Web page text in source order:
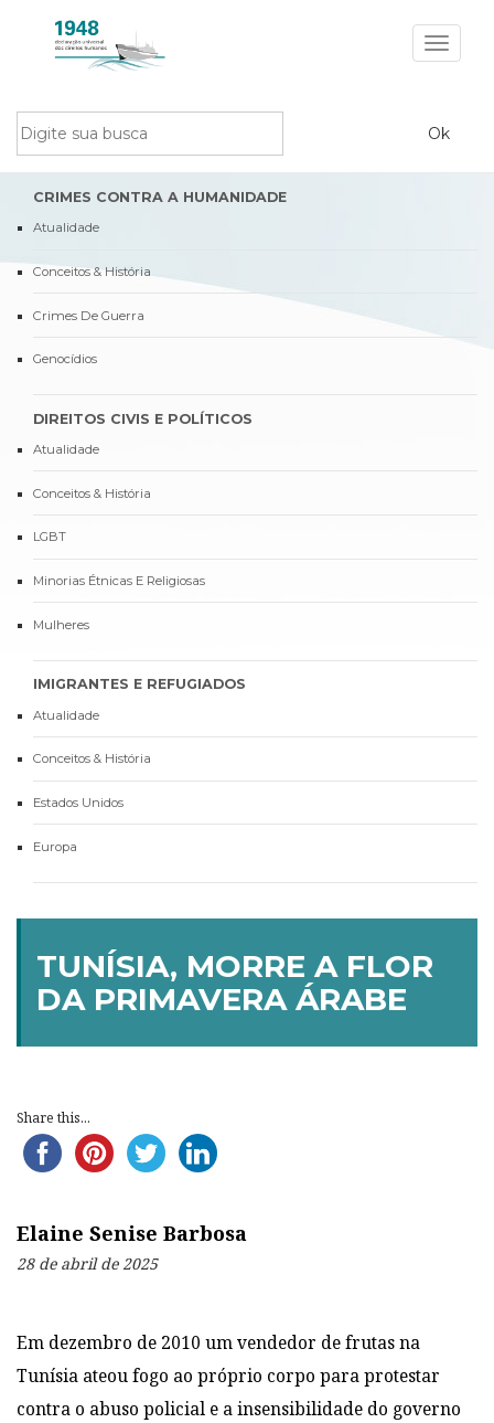
Toggle
CRIMES CONTRA A HUMANIDADE
Atualidade
Conceitos & História
Crimes De Guerra
Genocídios
DIREITOS CIVIS E POLÍTICOS
Atualidade
Conceitos & História
LGBT
Minorias Étnicas E Religiosas
Mulheres
IMIGRANTES E REFUGIADOS
Atualidade
Conceitos & História
Estados Unidos
Europa
TUNÍSIA, MORRE A FLOR
DA PRIMAVERA ÁRABE
Share this...
Elaine Senise Barbosa
28 de abril de 2025
Em dezembro de 2010 um vendedor de frutas na
Tunísia ateou fogo ao próprio corpo para protestar
contra o abuso policial e a insensibilidade do governo